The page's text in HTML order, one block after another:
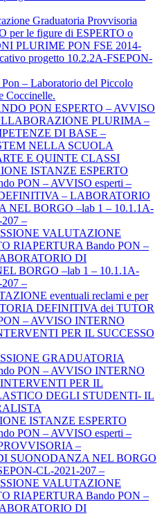
Graduatoria Provvisoria
per le figure di ESPERTO o
PLURIME PON FSE 2014-
progetto 10.2.2A-FSEPON-
– Laboratorio del Piccolo
Coccinelle.
PON ESPERTO – AVVISO
PLURIMA –
DI BASE –
NELLA SCUOLA
E QUINTE CLASSI
ISTANZE ESPERTO
PON – AVVISO esperti –
– LABORATORIO
NEL BORGO –lab 1 – 10.1.1A-
–
VALUTAZIONE
RIAPERTURA Bando PON –
DI
BORGO –lab 1 – 10.1.1A-
–
eventuali reclami e per
DEFINITIVA dei TUTOR
– AVVISO INTERNO
PER IL SUCCESSO
GRADUATORIA
PON – AVVISO INTERNO
PER IL
DEGLI STUDENTI- IL
ISTANZE ESPERTO
PON – AVVISO esperti –
–
SUONODANZA NEL BORGO
CL-2021-207 –
VALUTAZIONE
RIAPERTURA Bando PON –
DI